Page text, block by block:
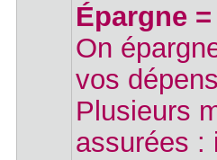
Épargne
On
vos
Plusieurs
assurées :